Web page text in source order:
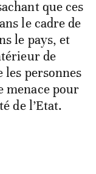
que ces
le cadre de
le pays, et
de
personnes
menace pour
de l’Etat.